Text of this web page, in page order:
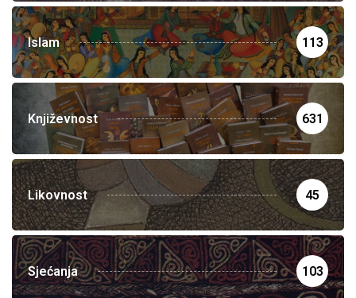
Islam 113
Književnost 631
Likovnost 45
Sjećanja 103